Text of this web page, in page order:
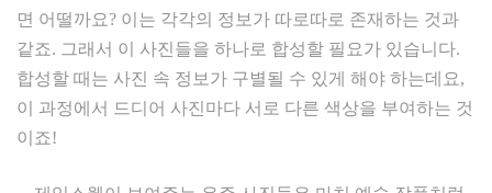
면 어떨까요? 이는 각각의 정보가 따로따로 존재하는 것과
같죠. 그래서 이 사진들을 하나로 합성할 필요가 있습니다.
합성할 때는 사진 속 정보가 구별될 수 있게 해야 하는데요,
이 과정에서 드디어 사진마다 서로 다른 색상을 부여하는 것
이죠!